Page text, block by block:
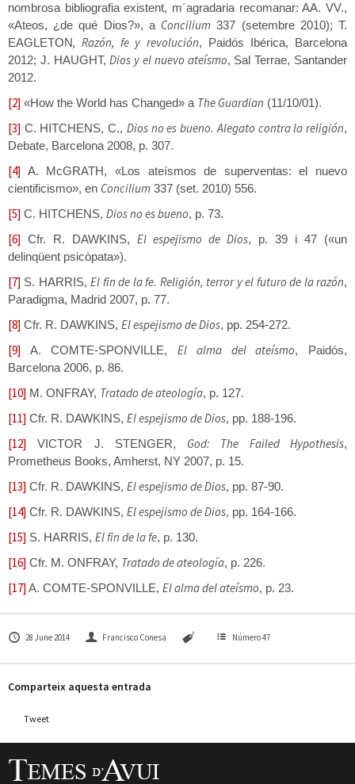
nombrosa bibliografia existent, m´agradaria recomanar: AA. VV.,
«Ateos, ¿de qué Dios?», a Concilium 337 (setembre 2010); T.
EAGLETON, Razón, fe y revolución, Paidós Ibérica, Barcelona
2012; J. HAUGHT,Dios y el nuevo ateísmo, Sal Terrae, Santander
2012.
[2] «How the World has Changed» a The Guardian (11/10/01).
[3] C. HITCHENS, C., Dios no es bueno. Alegato contra la religión,
Debate, Barcelona 2008, p. 307.
[4] A. McGRATH, «Los ateísmos de superventas: el nuevo
cientificismo», en Concilium 337 (set. 2010) 556.
[5] C. HITCHENS, Dios no es bueno, p. 73.
[6] Cfr. R. DAWKINS, El espejismo de Dios, p. 39 i 47 («un
delinqüent psicòpata»).
[7] S. HARRIS,El fin de la fe. Religión, terror y el futuro de la razón,
Paradigma, Madrid 2007, p. 77.
[8] Cfr. R. DAWKINS, El espejismo de Dios, pp. 254-272.
[9] A. COMTE-SPONVILLE,El alma del ateísmo, Paidós,
Barcelona 2006, p. 86.
[10] M. ONFRAY, Tratado de ateología, p. 127.
[11] Cfr. R. DAWKINS, El espejismo de Dios, pp. 188-196.
[12] VICTOR J. STENGER, God: The Failed Hypothesis,
Prometheus Books, Amherst, NY 2007, p. 15.
[13] Cfr. R. DAWKINS, El espejismo de Dios, pp. 87-90.
[14] Cfr. R. DAWKINS, El espejismo de Dios, pp. 164-166.
[15] S. HARRIS, El fin de la fe, p. 130.
[16] Cfr. M. ONFRAY, Tratado de ateología, p. 226.
[17] A. COMTE-SPONVILLE, El alma del ateísmo, p. 23.
28 June 2014 Francisco Conesa Número 47
Comparteix aquesta entrada
Tweet